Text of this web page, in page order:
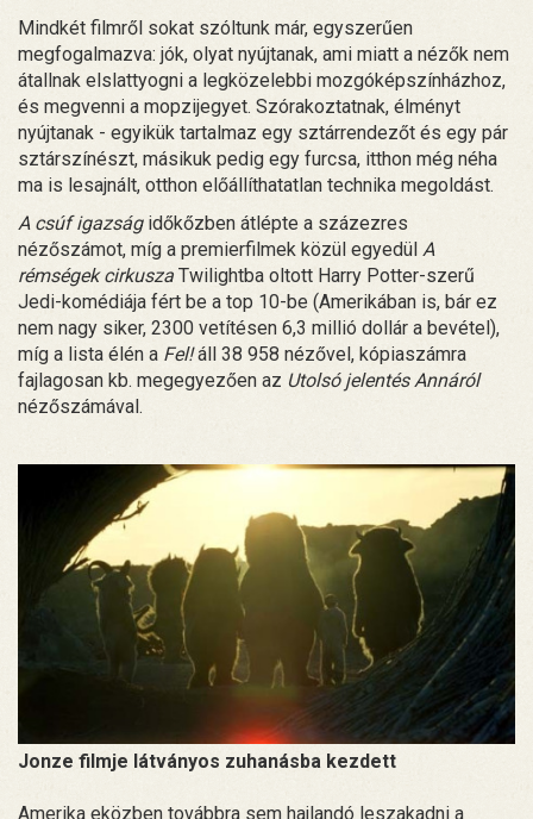
Mindkét filmről sokat szóltunk már, egyszerűen
megfogalmazva: jók, olyat nyújtanak, ami miatt a nézők nem
átallnak elslattyogni a legközelebbi mozgóképszínházhoz,
és megvenni a mopzijegyet. Szórakoztatnak, élményt
nyújtanak - egyikük tartalmaz egy sztárrendezőt és egy pár
sztárszínészt, másikuk pedig egy furcsa, itthon még néha
ma is lesajnált, otthon előállíthatatlan technika megoldást.
A csúf igazságidőkőzben átlépte a százezres
nézőszámot, míg a premierfilmek közül egyedül A
rémségek cirkusza Twilightba oltott Harry Potter-szerű
Jedi-komédiája fért be a top 10-be (Amerikában is, bár ez
nem nagy siker, 2300 vetítésen 6,3 millió dollár a bevétel),
míg a lista élén a Fel!áll 38 958 nézővel, kópiaszámra
fajlagosan kb. megegyezően az Utolsó jelentés Annáról
nézőszámával.
Jonze filmje látványos zuhanásba kezdett
Amerika eközben továbbra sem hajlandó leszakadni a